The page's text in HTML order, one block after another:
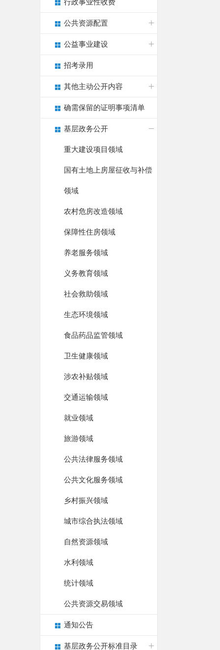
行政事业性收费
公共资源配置
公益事业建设
招考录用
其他主动公开内容
确需保留的证明事项清单
基层政务公开
重大建设项目领域
国有土地上房屋征收与补偿
领域
农村危房改造领域
保障性住房领域
养老服务领域
义务教育领域
社会救助领域
生态环境领域
食品药品监管领域
卫生健康领域
涉农补贴领域
交通运输领域
就业领域
旅游领域
公共法律服务领域
公共文化服务领域
乡村振兴领域
城市综合执法领域
自然资源领域
水利领域
统计领域
公共资源交易领域
通知公告
基层政务公开标准目录